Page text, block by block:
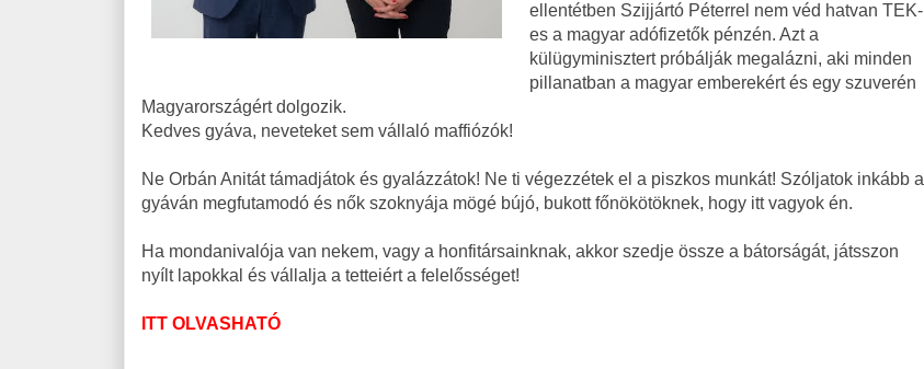
ellentétben Szijjártó Péterrel nem véd hatvan TEK-
es a magyar adófizetők pénzén. Azt a
külügyminisztert próbálják megalázni, aki minden
pillanatban a magyar emberekért és egy szuverén
Magyarországért dolgozik.
Kedves gyáva, neveteket sem vállaló maffiózók!
Ne Orbán Anitát támadjátok és gyalázzátok! Ne ti végezzétek el a piszkos munkát! Szóljatok inkább a
gyáván megfutamodó és nők szoknyája mögé bújó, bukott főnökötöknek, hogy itt vagyok én.
Ha mondanivalója van nekem, vagy a honfitársainknak, akkor szedje össze a bátorságát, játsszon
nyílt lapokkal és vállalja a tetteiért a felelősséget!
ITT OLVASHATÓ